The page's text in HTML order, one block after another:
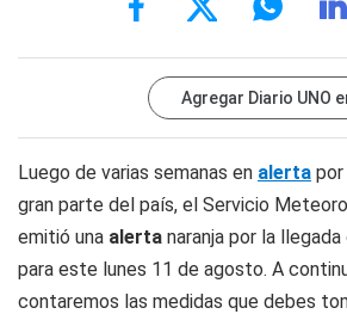
Agregar Diario UNO
Luego de varias semanas en alerta
gran parte del país, el Servicio
emitió una alerta naranja por la
para este lunes 11 de agosto. A
contaremos las medidas que debes